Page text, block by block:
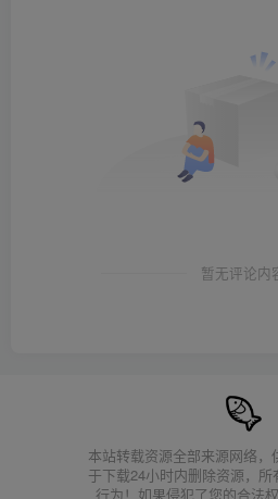
暂无评论内
本站转载资源全部来源网络，
于下载24小时内删除资源，
行为！如果侵犯了您的合法